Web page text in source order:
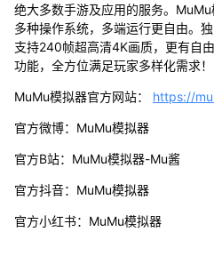
绝大多数手游及应用的服务。
多种操作系统，多端运行更自由。
支持240帧超高清4K画质，更有自
功能，全方位满足玩家多样化需求！
MuMu模拟器官方网站： https://
官方微博：MuMu模拟器
官方B站：MuMu模拟器-Mu酱
官方抖音：MuMu模拟器
官方小红书：MuMu模拟器